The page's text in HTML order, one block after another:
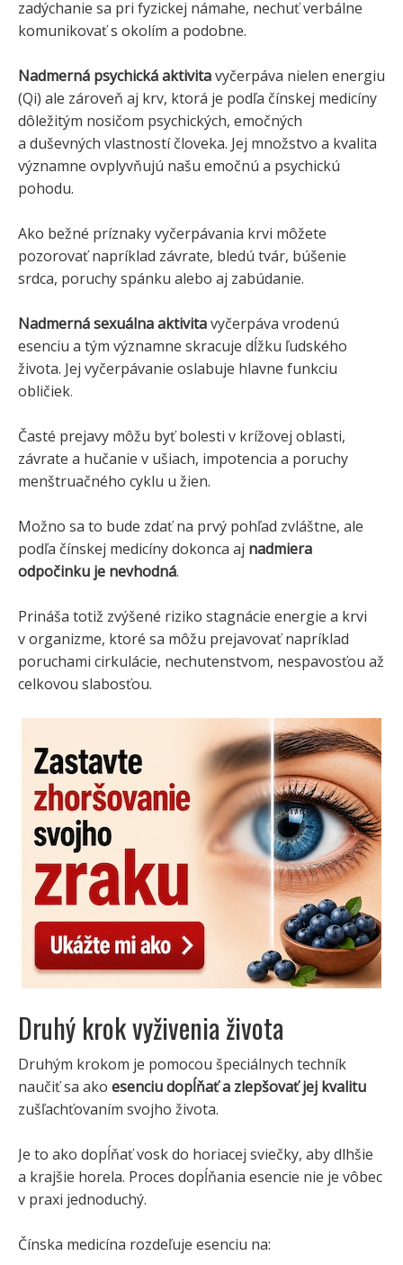
zadýchanie sa pri fyzickej námahe, nechuť verbálne
komunikovať s okolím a podobne.
Nadmerná psychická aktivitavyčerpáva nielen energiu
(Qi) ale zároveň aj krv, ktorá je podľa čínskej medicíny
dôležitým nosičom psychických, emočných
a duševných vlastností človeka. Jej množstvo a kvalita
významne ovplyvňujú našu emočnú a psychickú
pohodu.
Ako bežné príznaky vyčerpávania krvi môžete
pozorovať napríklad závrate, bledú tvár, búšenie
srdca, poruchy spánku alebo aj zabúdanie.
Nadmerná sexuálna aktivitavyčerpáva vrodenú
esenciu a tým významne skracuje dĺžku ľudského
života. Jej vyčerpávanie oslabuje hlavne funkciu
obličiek.
Časté prejavy môžu byť bolesti v krížovej oblasti,
závrate a hučanie v ušiach, impotencia a poruchy
menštruačného cyklu u žien.
Možno sa to bude zdať na prvý pohľad zvláštne, ale
podľa čínskej medicíny dokonca aj nadmiera
odpočinku je nevhodná.
Prináša totiž zvýšené riziko stagnácie energie a krvi
v organizme, ktoré sa môžu prejavovať napríklad
poruchami cirkulácie, nechutenstvom, nespavosťou až
celkovou slabosťou.
Druhý krok vyživenia života
Druhým krokom je pomocou špeciálnych techník
naučiť sa ako esenciu dopĺňať a zlepšovať jej kvalitu
zušľachťovaním svojho života.
Je to ako dopĺňať vosk do horiacej sviečky, aby dlhšie
a krajšie horela. Proces dopĺňania esencie nie je vôbec
v praxi jednoduchý.
Čínska medicína rozdeľuje esenciu na: